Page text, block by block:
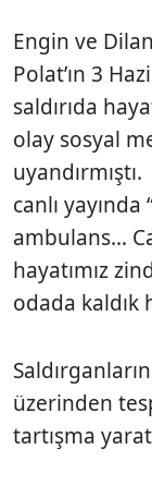
Engin ve
Polat’ın 3
saldırıda
olay sosyal
canlı
ambulans…
hayatımız
odada kaldık
üzerinden
tartışma